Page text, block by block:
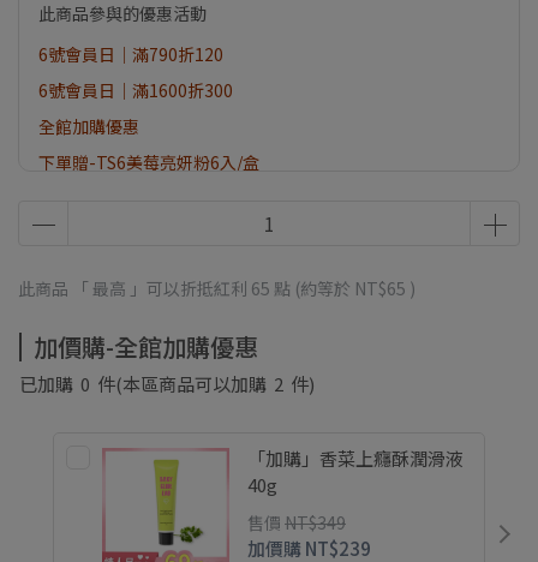
此商品參與的優惠活動
6號會員日｜滿790折120
6號會員日｜滿1600折300
全館加購優惠
下單贈-TS6美莓亮妍粉6入/盒
此商品 「 最高 」可以折抵紅利 65 點 (約等於 NT$65 )
加價購-全館加購優惠
已加購 0 件(本區商品可以加購 2 件)
「加購」香菜上癮酥潤滑液
40g
售價 NT$349
加價購 NT$239